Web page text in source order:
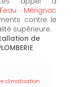
Mérignac
contre le
supérieure.
de
climatisation